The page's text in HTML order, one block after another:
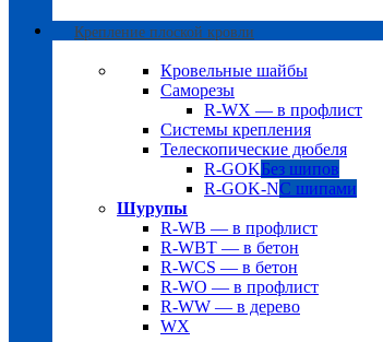
Крепление плоской кровли
Кровельные шайбы
Саморезы
R-WX — в профлист
Системы крепления
Телескопические дюбеля
R-GOKБез шипов
R-GOK-NС шипами
Шурупы
R-WB — в профлист
R-WBT — в бетон
R-WCS — в бетон
R-WO — в профлист
R-WW — в дерево
WX